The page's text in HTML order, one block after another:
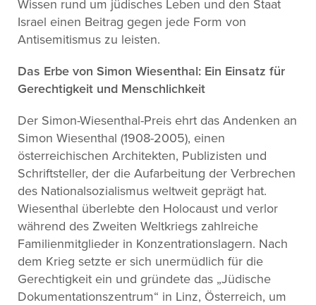
Wissen rund um jüdisches Leben und den Staat
Israel einen Beitrag gegen jede Form von
Antisemitismus zu leisten.
Das Erbe von Simon Wiesenthal: Ein Einsatz für
Gerechtigkeit und Menschlichkeit
Der Simon-Wiesenthal-Preis ehrt das Andenken an
Simon Wiesenthal (1908-2005), einen
österreichischen Architekten, Publizisten und
Schriftsteller, der die Aufarbeitung der Verbrechen
des Nationalsozialismus weltweit geprägt hat.
Wiesenthal überlebte den Holocaust und verlor
während des Zweiten Weltkriegs zahlreiche
Familienmitglieder in Konzentrationslagern. Nach
dem Krieg setzte er sich unermüdlich für die
Gerechtigkeit ein und gründete das „Jüdische
Dokumentationszentrum“ in Linz, Österreich, um